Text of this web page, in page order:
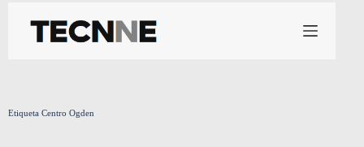
contenido
Etiqueta Centro Ogden